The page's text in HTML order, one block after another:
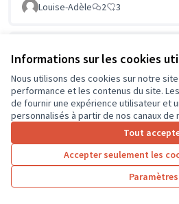
Informations sur les cookies
Nous utilisons des cookies sur notre
performance et les contenus du site.
de fournir une expérience utilisateur et
personnalisés à partir de nos canaux de
Tout
Accepter seulement les
Paramètres
Louise-Adèle 2 3